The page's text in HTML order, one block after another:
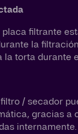
filtrante
la
la torta durante
/ secador
gracias a
internamente.